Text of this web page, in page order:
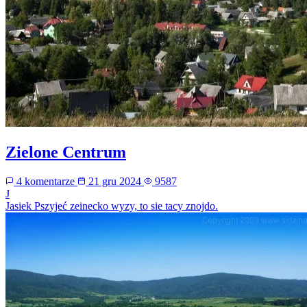
Zielone Centrum
4 komentarze 21 gru 2024
9587
J
Jasiek Pszyjeć zeinecko wyzy, to sie tacy znojdo.